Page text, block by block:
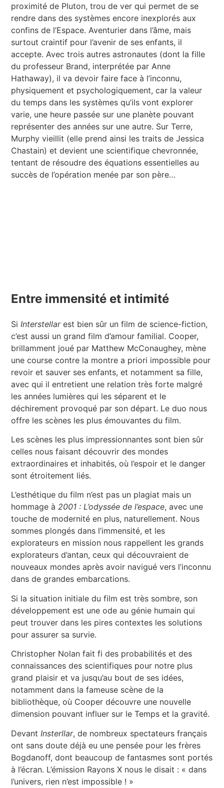
proximité de Pluton, trou de ver qui permet de se
rendre dans des systèmes encore inexplorés aux
confins de l’Espace. Aventurier dans l’âme, mais
surtout craintif pour l’avenir de ses enfants, il
accepte. Avec trois autres astronautes (dont la fille
du professeur Brand, interprétée par Anne
Hathaway), il va devoir faire face à l’inconnu,
physiquement et psychologiquement, car la valeur
du temps dans les systèmes qu’ils vont explorer
varie, une heure passée sur une planète pouvant
représenter des années sur une autre. Sur Terre,
Murphy vieillit (elle prend ainsi les traits de Jessica
Chastain) et devient une scientifique chevronnée,
tentant de résoudre des équations essentielles au
succès de l’opération menée par son père…
Entre immensité et intimité
Si Interstellarest bien sûr un film de science-fiction,
c’est aussi un grand film d’amour familial. Cooper,
brillamment joué par Matthew McConaughey, mène
une course contre la montre a priori impossible pour
revoir et sauver ses enfants, et notamment sa fille,
avec qui il entretient une relation très forte malgré
les années lumières qui les séparent et le
déchirement provoqué par son départ. Le duo nous
offre les scènes les plus émouvantes du film.
Les scènes les plus impressionnantes sont bien sûr
celles nous faisant découvrir des mondes
extraordinaires et inhabités, où l’espoir et le danger
sont étroitement liés.
L’esthétique du film n’est pas un plagiat mais un
hommage à2001 : L’odyssée de l’espace, avec une
touche de modernité en plus, naturellement. Nous
sommes plongés dans l’immensité, et les
explorateurs en mission nous rappellent les grands
explorateurs d’antan, ceux qui découvraient de
nouveaux mondes après avoir navigué vers l’inconnu
dans de grandes embarcations.
Si la situation initiale du film est très sombre, son
développement est une ode au génie humain qui
peut trouver dans les pires contextes les solutions
pour assurer sa survie.
Christopher Nolan fait fi des probabilités et des
connaissances des scientifiques pour notre plus
grand plaisir et va jusqu’au bout de ses idées,
notamment dans la fameuse scène de la
bibliothèque, où Cooper découvre une nouvelle
dimension pouvant influer sur le Temps et la gravité.
Devant Insterllar, de nombreux spectateurs français
ont sans doute déjà eu une pensée pour les frères
Bogdanoff, dont beaucoup de fantasmes sont portés
à l’écran. L’émission Rayons X nous le disait : « dans
l’univers, rien n’est impossible ! »